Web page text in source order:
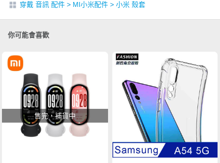
穿戴 音訊 配件 > MI小米配件 > 小米 殼套
你可能會喜歡
售完，補貨中